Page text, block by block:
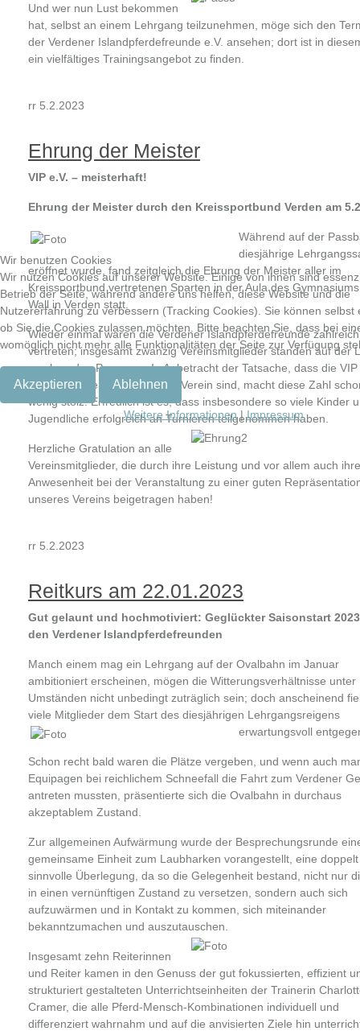
Und wer nun Lust bekommen
hat, selbst an einem Lehrgang teilzunehmen, möge sich den
der Verdener Islandpferdefreunde e.V. ansehen; dort ist in
ein vielfältiges Trainingsangebot zu finden.
rr 5.2.2023
Ehrung der Meister
VIP e.V. – meisterhaft!
Ehrung der Meister durch den Kreissportbund Verden am
Während auf der
diesjährige
eröffnet wurde, fand zeitgleich die Ehrung der Meister aller im
Kreissportbund vertretenen Sparten in der Aula des
Wall in Verden statt.
Wieder einmal waren die Verdener Islandpferdefreunde zahlreich
vertreten; insgesamt zwanzig Vereinsmitglieder standen auf der
zu ehrenden Personen. In Anbetracht der Tatsache, dass die VIP
immer noch ein relativ kleiner Verein sind, macht diese Zahl
wenig stolz. Erfreulich ist es, dass insbesondere so viele Kinder
Jugendliche erfolgreich an Turnieren teilgenommen haben.
Herzliche Gratulation an alle
Vereinsmitglieder, die durch ihre Leistung und vor allem auch ihre
Anwesenheit bei der Veranstaltung zu einer guten
unseres Vereins beigetragen haben!
rr 5.2.2023
Reitkurs am 22.01.2023
Gut gelaunt und hochmotiviert: Geglückter Saisonstart
den Verdener Islandpferdefreunden
Manch einem mag ein Lehrgang auf der Ovalbahn im Januar
ambitioniert erscheinen, mögen die Witterungsverhältnisse unter
Umständen nicht unbedingt zuträglich sein; doch anscheinend
viele Mitglieder dem Start des diesjährigen Lehrgangsreigens
erwartungsvoll
Schon recht bald waren die Plätze vergeben, und wenn auch
Equipagen bei reichlichem Schneefall die Fahrt zum Verdener
antreten mussten, präsentierte sich die Ovalbahn in durchaus
akzeptablem Zustand.
Zur allgemeinen Aufwärmung wurde der Besprechungsrunde
gemeinsame Einheit zum Laubharken vorangestellt, eine doppelt
sinnvolle Überlegung, da so die Gelegenheit bestand, nicht nur
in einen vernünftigen Zustand zu versetzen, sondern auch sich
aufzuwärmen und in Kontakt zu kommen, sich miteinander
bekanntzumachen und auszutauschen.
Insgesamt zehn Reiterinnen
und Reiter kamen in den Genuss der gut fokussierten, effizient
strukturiert gestalteten Unterrichtseinheiten der Trainerin
Cramer, die alle Pferd-Mensch-Kombinationen individuell und
differenziert wahrnahm und auf die anvisierten Ziele hin
Wir benutzen Cookies
Wir nutzen Cookies auf unserer Website. Einige von ihnen sind
Betrieb der Seite, während andere uns helfen, diese Website und die
Nutzererfahrung zu verbessern (Tracking Cookies). Sie können selbst
ob Sie die Cookies zulassen möchten. Bitte beachten Sie, dass bei
womöglich nicht mehr alle Funktionalitäten der Seite zur Verfügung
Akzeptieren Ablehnen
Weitere Informationen|Impressum